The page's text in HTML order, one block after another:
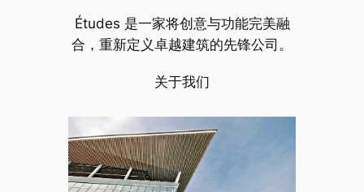
Études 是一家将创意与功能完美融
合，重新定义卓越建筑的先锋公司。
关于我们